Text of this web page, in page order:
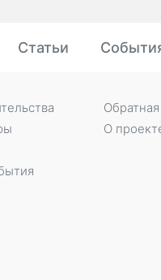
Статьи
Обратная
О